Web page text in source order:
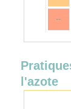
--
l'azote